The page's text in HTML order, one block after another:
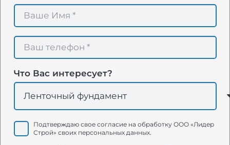
Что Вас интересует?
Подтверждаю свое согласие на обработку ООО «Лидер
Строй» своих персональных данных.